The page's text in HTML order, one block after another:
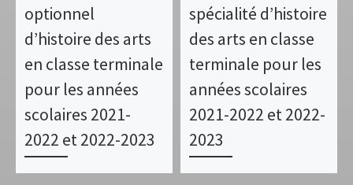
optionnel
d’histoire des arts
en classe terminale
pour les années
scolaires 2021-
2022 et 2022-2023
spécialité d’histoire
des arts en classe
terminale pour les
années scolaires
2021-2022 et 2022-
2023